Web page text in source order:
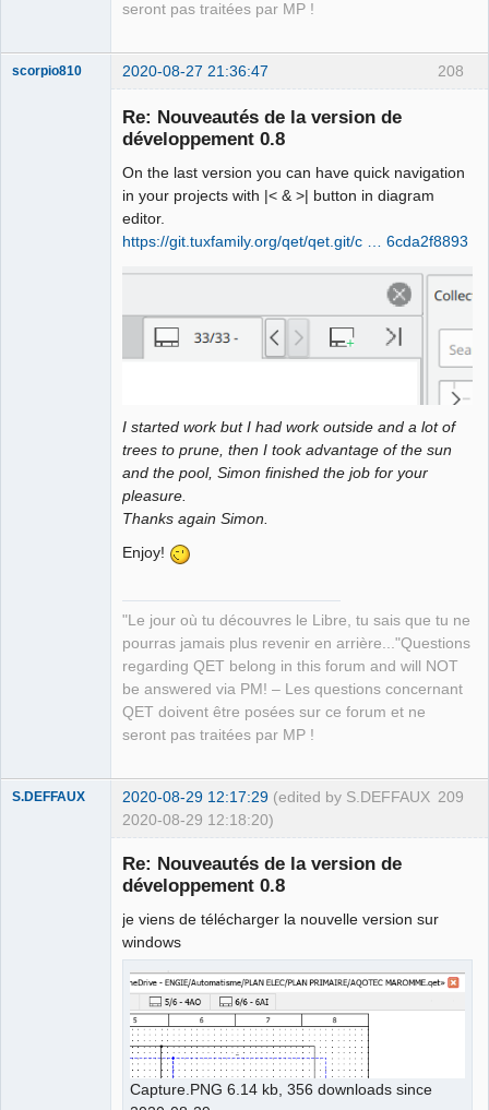
seront pas traitées par MP !
208
scorpio810 2020-08-27 21:36:47
Re: Nouveautés de la version de
développement 0.8
On the last version you can have quick navigation
in your projects with |< & >| button in diagram
editor.
https://git.tuxfamily.org/qet/qet.git/c … 6cda2f8893
I started work but I had work outside and a lot of
trees to prune, then I took advantage of the sun
and the pool, Simon finished the job for your
pleasure.
Thanks again Simon.
Enjoy!
"Le jour où tu découvres le Libre, tu sais que tu ne
pourras jamais plus revenir en arrière..."Questions
regarding QET belong in this forum and will NOT
be answered via PM! – Les questions concernant
QET doivent être posées sur ce forum et ne
seront pas traitées par MP !
209
S.DEFFAUX 2020-08-29 12:17:29 (edited by S.DEFFAUX
2020-08-29 12:18:20)
Re: Nouveautés de la version de
développement 0.8
je viens de télécharger la nouvelle version sur
windows
Capture.PNG 6.14 kb, 356 downloads since